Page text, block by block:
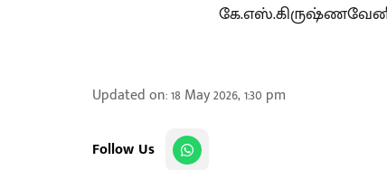
Updated on:18 May 2026, 1:30 pm
Follow Us